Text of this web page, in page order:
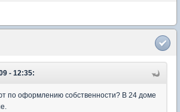
- 12:35:
по оформлению собственности? В 24 доме